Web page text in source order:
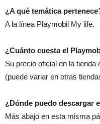
¿A qué temática
A la línea Playmobil My life.
¿Cuánto cuesta el
Su precio oficial en la tienda
(puede variar en otras
¿Dónde puedo descargar
Más abajo en esta misma